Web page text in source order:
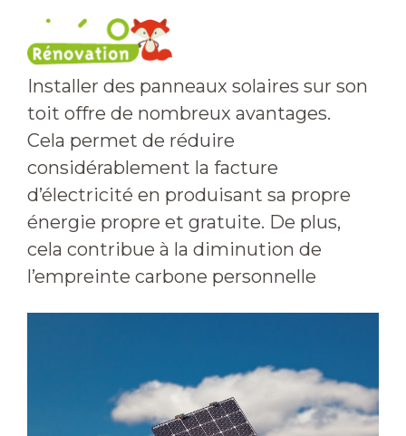
Installer des panneaux solaires sur son
toit offre de nombreux avantages.
Cela permet de réduire
considérablement la facture
d’électricité en produisant sa propre
énergie propre et gratuite. De plus,
cela contribue à la diminution de
l’empreinte carbone personnelle